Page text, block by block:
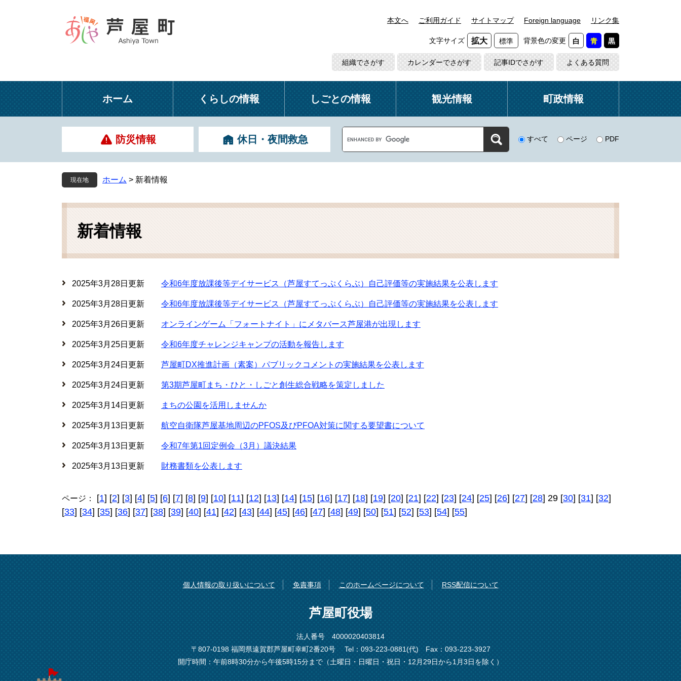
本
本文へ ご利用ガイド サイトマップ Foreign language リンク集
文字サイズ 拡大 標準 背景色の変更 白 青 黒
組織でさがす カレンダーでさがす 記事IDでさがす よくある質問
ホーム くらしの情報 しごとの情報 観光情報 町政情報
防災情報 休日・夜間救急
o
g
ス
すべて ページ PDF
現在地 ホーム > 新着情報
本
新着情報
2025年3月28日更新 令和6年度放課後等デイサービス（芦屋すてっぷくらぶ）自己評価等の実施結果を公表します
2025年3月28日更新 令和6年度放課後等デイサービス（芦屋すてっぷくらぶ）自己評価等の実施結果を公表します
2025年3月26日更新 オンラインゲーム「フォートナイト」にメタバース芦屋港が出現します
2025年3月25日更新 令和6年度チャレンジキャンプの活動を報告します
2025年3月24日更新 芦屋町DX推進計画（素案）パブリックコメントの実施結果を公表します
2025年3月24日更新 第3期芦屋町まち・ひと・しごと創生総合戦略を策定しました
2025年3月14日更新 まちの公園を活用しませんか
2025年3月13日更新 航空自衛隊芦屋基地周辺のPFOS及びPFOA対策に関する要望書について
2025年3月13日更新 令和7年第1回定例会（3月）議決結果
2025年3月13日更新 財務書類を公表します
ページ： [1] [2] [3] [4] [5] [6] [7] [8] [9] [10] [11] [12] [13] [14] [15] [16] [17] [18] [19] [20] [21] [22] [23] [24] [25] [26] [27] [28] 29 [30] [31] [32]
[33] [34] [35] [36] [37] [38] [39] [40] [41] [42] [43] [44] [45] [46] [47] [48] [49] [50] [51] [52] [53] [54] [55]
個人情報の取り扱いについて 免責事項 このホームページについて RSS配信について
芦屋町役場
法人番号 4000020403814
〒807-0198 福岡県遠賀郡芦屋町幸町2番20号
Tel：093-223-0881(代)
Fax：093-223-3927
開庁時間：午前8時30分から午後5時15分まで（土曜日・日曜日・祝日・12月29日から1月3日を除く）